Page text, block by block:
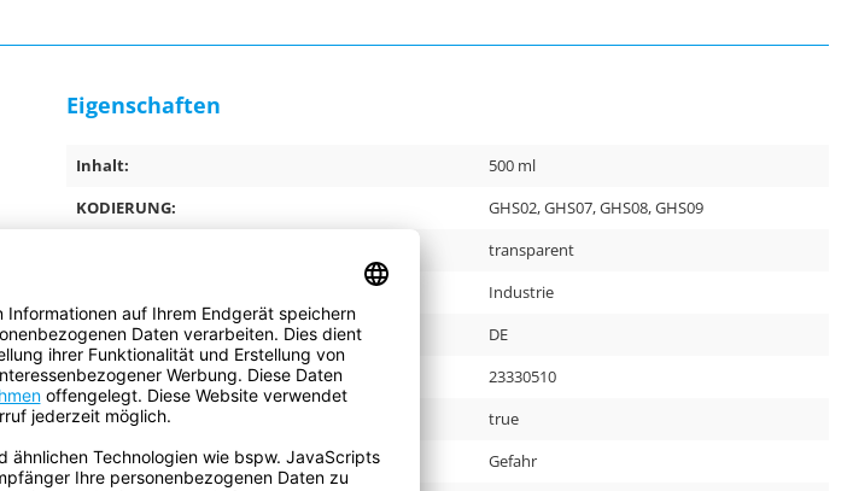
Eigenschaften
Inhalt:
500 ml
KODIERUNG:
GHS02, GHS07, GHS08, GHS09
transparent
Industrie
Ursprungsland:
DE
ECLASS Klassifizierung Nummer:
23330510
Gefahrgut:
true
SIGNALWORT:
Gefahr